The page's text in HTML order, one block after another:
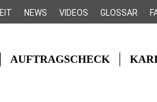
NEWS VIDEOS GLOSSAR
AUFTRAGSCHECK